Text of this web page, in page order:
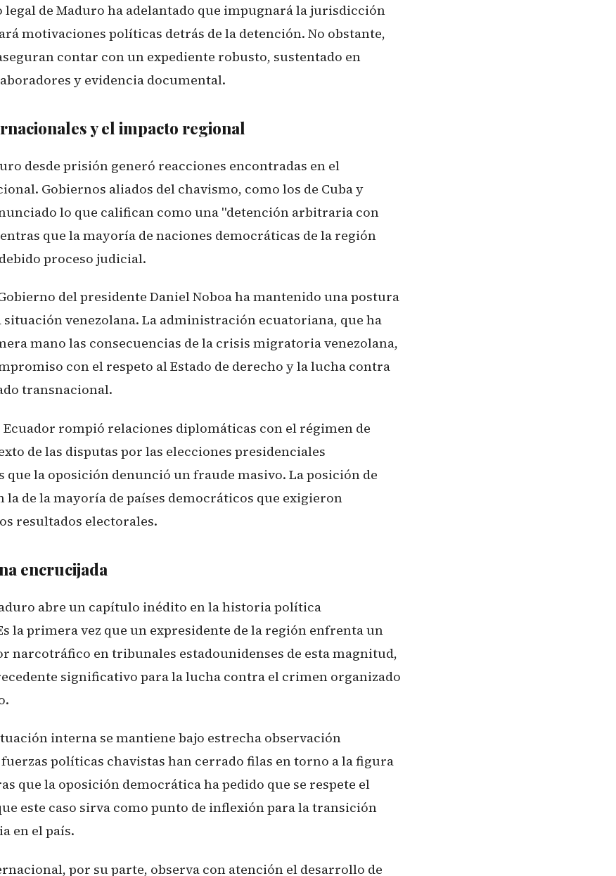
de Maduro ha adelantado que impugnará la jurisdicción
motivaciones políticas detrás de la detención. No obstante,
contar con un expediente robusto, sustentado en
y evidencia documental.
y el impacto regional
desde prisión generó reacciones encontradas en el
Gobiernos aliados del chavismo, como los de Cuba y
lo que califican como una "detención arbitraria con
que la mayoría de naciones democráticas de la región
proceso judicial.
del presidente Daniel Noboa ha mantenido una postura
venezolana. La administración ecuatoriana, que ha
mano las consecuencias de la crisis migratoria venezolana,
con el respeto al Estado de derecho y la lucha contra
transnacional.
Ecuador rompió relaciones diplomáticas con el régimen de
de las disputas por las elecciones presidenciales
que la oposición denunció un fraude masivo. La posición de
la de la mayoría de países democráticos que exigieron
resultados electorales.
encrucijada
abre un capítulo inédito en la historia política
la primera vez que un expresidente de la región enfrenta un
narcotráfico en tribunales estadounidenses de esta magnitud,
significativo para la lucha contra el crimen organizado
interna se mantiene bajo estrecha observación
políticas chavistas han cerrado filas en torno a la figura
que la oposición democrática ha pedido que se respete el
este caso sirva como punto de inflexión para la transición
en el país.
por su parte, observa con atención el desarrollo de